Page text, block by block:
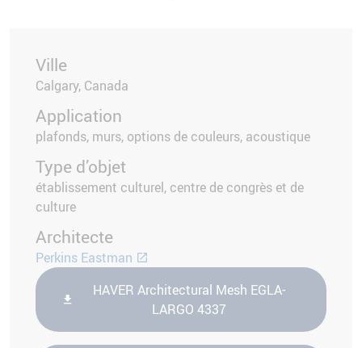
Ville
Calgary, Canada
Application
plafonds, murs, options de couleurs, acoustique
Type d’objet
établissement culturel, centre de congrès et de
culture
Architecte
Perkins Eastman
HAVER Architectural Mesh EGLA-
LARGO 4337